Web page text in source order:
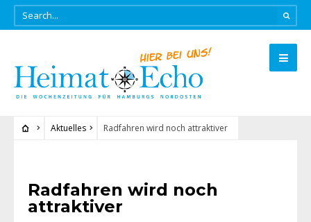
Aktuelles Radfahren wird noch attraktiver
Radfahren wird noch
attraktiver